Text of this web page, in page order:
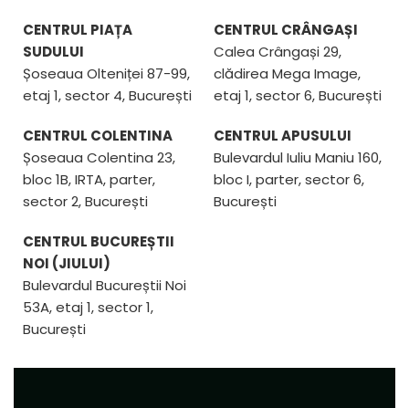
CENTRUL PIAȚA
SUDULUI
Șoseaua Olteniței 87-99,
etaj 1, sector 4, București
CENTRUL CRÂNGAȘI
Calea Crângași 29,
clădirea Mega Image,
etaj 1, sector 6, București
CENTRUL COLENTINA
Șoseaua Colentina 23,
bloc 1B, IRTA, parter,
sector 2, București
CENTRUL APUSULUI
Bulevardul Iuliu Maniu 160,
bloc I, parter, sector 6,
București
CENTRUL BUCUREȘTII
NOI (JIULUI)
Bulevardul Bucureștii Noi
53A, etaj 1, sector 1,
București